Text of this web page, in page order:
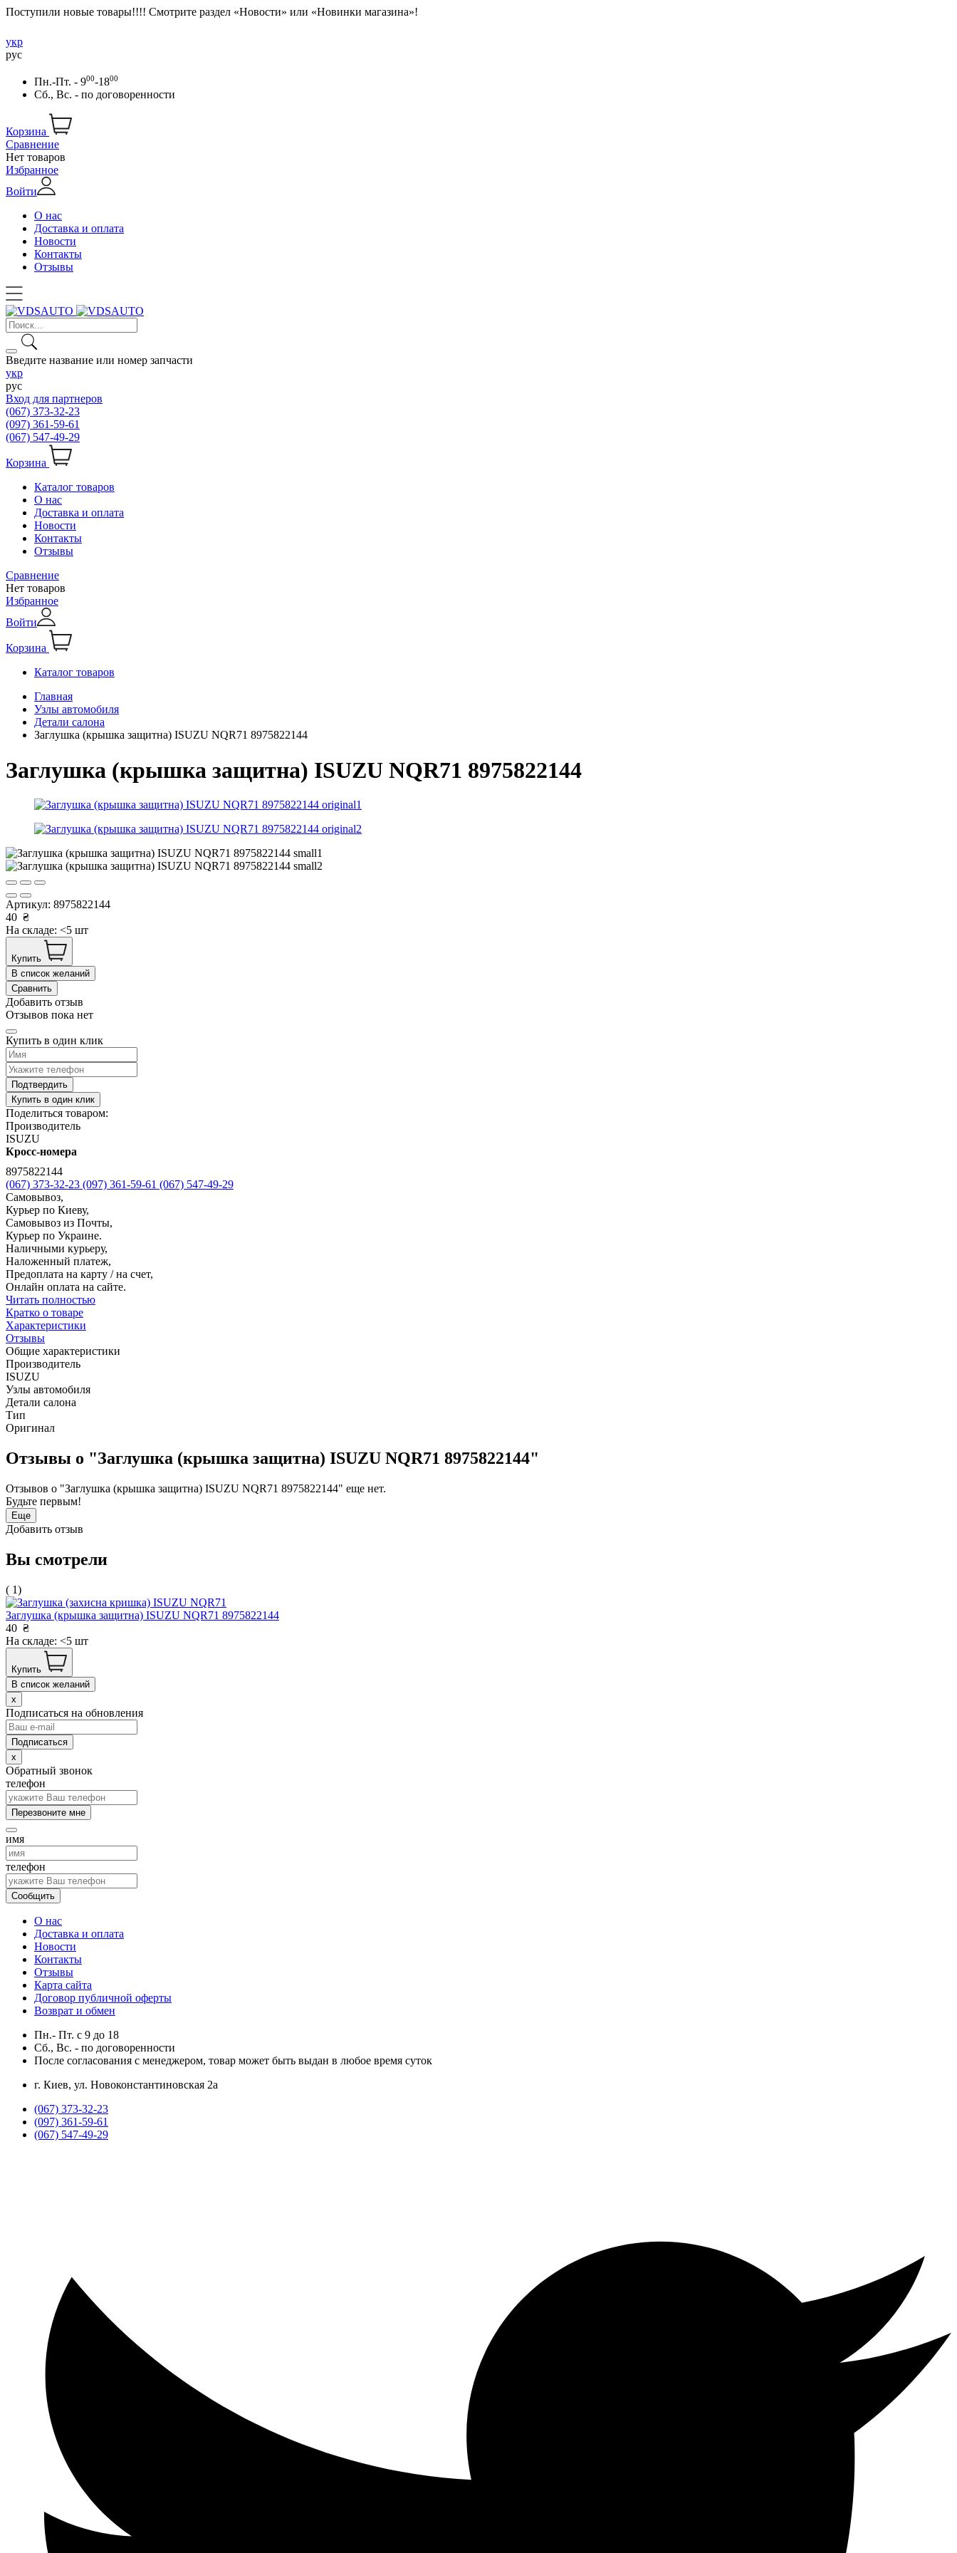
Поступили новые товары!!!! Смотрите раздел «Новости» или «Новинки магазина»!
укр
рус
Пн.-Пт. - 900-1800
Сб., Вс. - по договоренности
Корзина
Сравнение
Нет товаров
Избранное
Войти
О нас
Доставка и оплата
Новости
Контакты
Отзывы
Введите название или номер запчасти
укр
рус
Вход для партнеров
(067) 373-32-23
(097) 361-59-61
(067) 547-49-29
Корзина
Каталог товаров
О нас
Доставка и оплата
Новости
Контакты
Отзывы
Сравнение
Нет товаров
Избранное
Войти
Корзина
Каталог товаров
Главная
Узлы автомобиля
Детали салона
Заглушка (крышка защитна) ISUZU NQR71 8975822144
Заглушка (крышка защитна) ISUZU NQR71 8975822144
Артикул: 8975822144
40 ₴
На складе: <5 шт
Купить
В список желаний
Сравнить
Добавить отзыв
Отзывов пока нет
Купить в один клик
Подтвердить
Купить в один клик
Поделиться товаром:
Производитель
ISUZU
Кросс-номера
8975822144
(067) 373-32-23 (097) 361-59-61 (067) 547-49-29
Самовывоз,
Курьер по Киеву,
Самовывоз из Почты,
Курьер по Украине.
Наличными курьеру,
Наложенный платеж,
Предоплата на карту / на счет,
Онлайн оплата на сайте.
Читать полностью
Кратко о товаре
Характеристики
Отзывы
Общие характеристики
Производитель
ISUZU
Узлы автомобиля
Детали салона
Тип
Оригинал
Отзывы о "Заглушка (крышка защитна) ISUZU NQR71 8975822144"
Отзывов о "Заглушка (крышка защитна) ISUZU NQR71 8975822144" еще нет.
Будьте первым!
Еще
Добавить отзыв
Вы смотрели
( 1)
Заглушка (крышка защитна) ISUZU NQR71 8975822144
40 ₴
На складе: <5 шт
Купить
В список желаний
x
Подписаться на обновления
x
Обратный звонок
телефон
Перезвоните мне
имя
телефон
Сообщить
О нас
Доставка и оплата
Новости
Контакты
Отзывы
Карта сайта
Договор публичной оферты
Возврат и обмен
Пн.- Пт. с 9 до 18
Сб., Вс. - по договоренности
После согласования с менеджером, товар может быть выдан в любое время суток
г. Киев, ул. Новоконстантиновская 2а
(067) 373-32-23
(097) 361-59-61
(067) 547-49-29